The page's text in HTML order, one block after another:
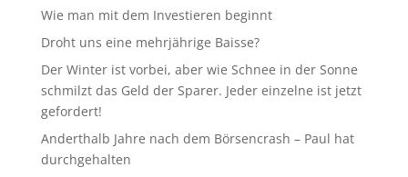
Wie man mit dem Investieren beginnt
Droht uns eine mehrjährige Baisse?
Der Winter ist vorbei, aber wie Schnee in der Sonne
schmilzt das Geld der Sparer. Jeder einzelne ist jetzt
gefordert!
Anderthalb Jahre nach dem Börsencrash – Paul hat
durchgehalten